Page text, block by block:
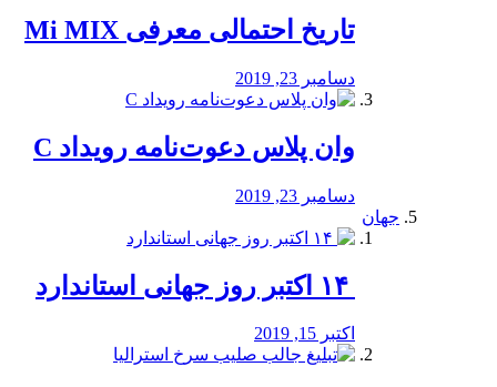
تاریخ احتمالی معرفی Mi MIX
دسامبر 23, 2019
وان پلاس دعوت‌نامه رویداد C
دسامبر 23, 2019
جهان
اکتبر 15, 2019